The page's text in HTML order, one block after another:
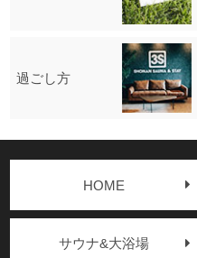
過ごし方
HOME
サウナ&大浴場